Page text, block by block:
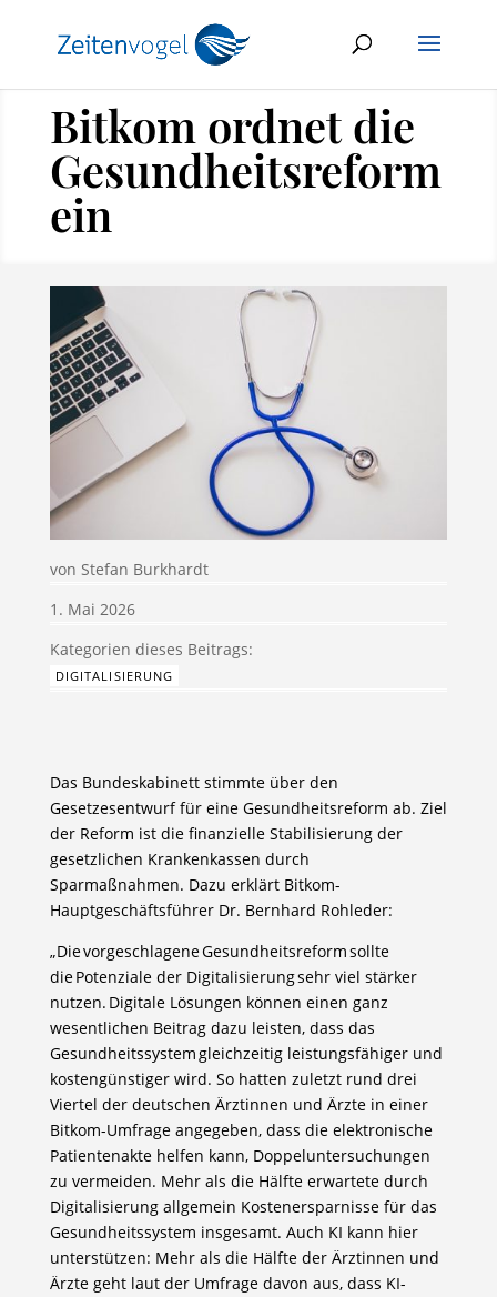
Bitkom ordnet die
Gesundheitsreform
ein
von Stefan Burkhardt
1. Mai 2026
DIGITALISIERUNG
Das Bundeskabinett stimmte über den
Gesetzesentwurf für eine Gesundheitsreform ab. Ziel
der Reform ist die finanzielle Stabilisierung der
gesetzlichen Krankenkassen durch
Sparmaßnahmen. Dazu erklärt Bitkom-
Hauptgeschäftsführer Dr. Bernhard Rohleder:
„Die vorgeschlagene Gesundheitsreform sollte
die Potenziale der Digitalisierung sehr viel stärker
nutzen. Digitale Lösungen können einen ganz
wesentlichen Beitrag dazu leisten, dass das
Gesundheitssystem gleichzeitig leistungsfähiger und
kostengünstiger wird. So hatten zuletzt rund drei
Viertel der deutschen Ärztinnen und Ärzte in einer
Bitkom-Umfrage angegeben, dass die elektronische
Patientenakte helfen kann, Doppeluntersuchungen
zu vermeiden. Mehr als die Hälfte erwartete durch
Digitalisierung allgemein Kostenersparnisse für das
Gesundheitssystem insgesamt. Auch KI kann hier
unterstützen: Mehr als die Hälfte der Ärztinnen und
Ärzte geht laut der Umfrage davon aus, dass KI-